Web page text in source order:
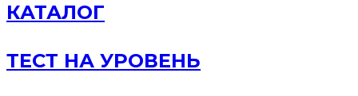
КАТАЛОГ
ТЕСТ НА УРОВЕНЬ